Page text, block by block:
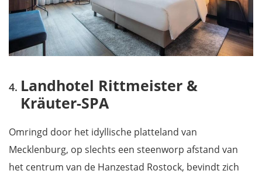
Landhotel Rittmeister &
Kräuter-SPA
Omringd door het idyllische platteland van
Mecklenburg, op slechts een steenworp afstand van
het centrum van de Hanzestad Rostock, bevindt zich